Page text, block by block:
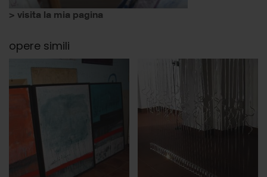
> visita la mia pagina
opere simili